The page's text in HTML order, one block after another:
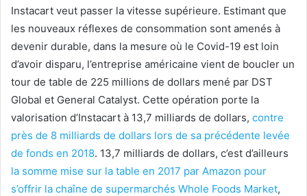
Instacart veut passer la vitesse supérieure. Estimant que
les nouveaux réflexes de consommation sont amenés à
devenir durable, dans la mesure où le Covid-19 est loin
d’avoir disparu, l’entreprise américaine vient de boucler un
tour de table de 225 millions de dollars mené par DST
Global et General Catalyst. Cette opération porte la
valorisation d’Instacart à 13,7 milliards de dollars, contre
près de 8 milliards de dollars lors de sa précédente levée
de fonds en 2018. 13,7 milliards de dollars, c’est d’ailleurs
la somme mise sur la table en 2017 par Amazon pour
s’offrir la chaîne de supermarchés Whole Foods Market,